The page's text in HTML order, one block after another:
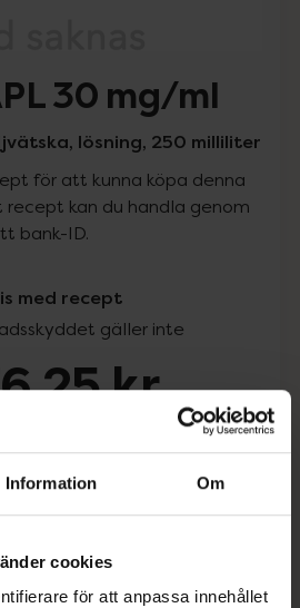
Information Om
cookies
för att anpassa innehållet
30 mg/ml
lösning, 250 milliliter
för att kunna köpa denna
recept kan du handla genom
bank-ID.
med recept
gäller inte
kr
ditt recept